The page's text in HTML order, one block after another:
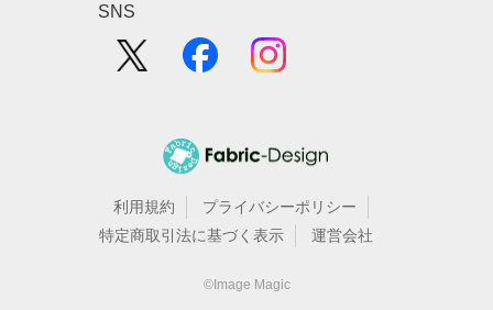
SNS
利用規約
プライバシーポリシー
特定商取引法に基づく表示
運営会社
©Image Magic